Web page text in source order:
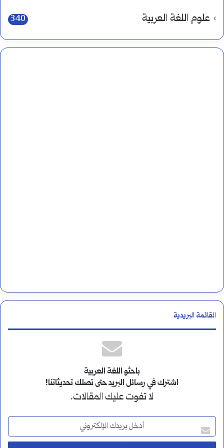
علوم اللغة العربية 340
القائمة البريدية
باحثو اللغة العربية
اشترك في رسائل البريد حتى تصلك تحديثاتنا!
لا تفوت عليك المقالات.